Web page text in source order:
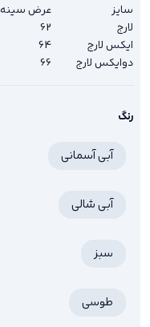
سایز عرض سینه
لارج
62
ایکس لارج
64
دوایکس لارج
66
رنگ
آبی آسمانی
آبی شالی
سبز
طوسی